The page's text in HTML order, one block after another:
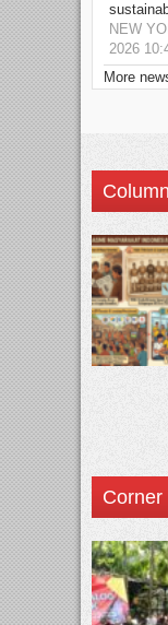
NEW
2026
More
Column
Corner